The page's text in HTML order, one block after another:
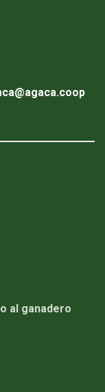
al ganadero